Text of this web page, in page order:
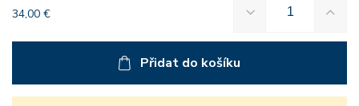
34,00 €
Přidat do košíku